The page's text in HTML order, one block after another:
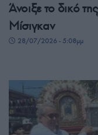
Άνοιξε το δικό
Μίσιγκαν
28/07/2026 - 5:08μμ